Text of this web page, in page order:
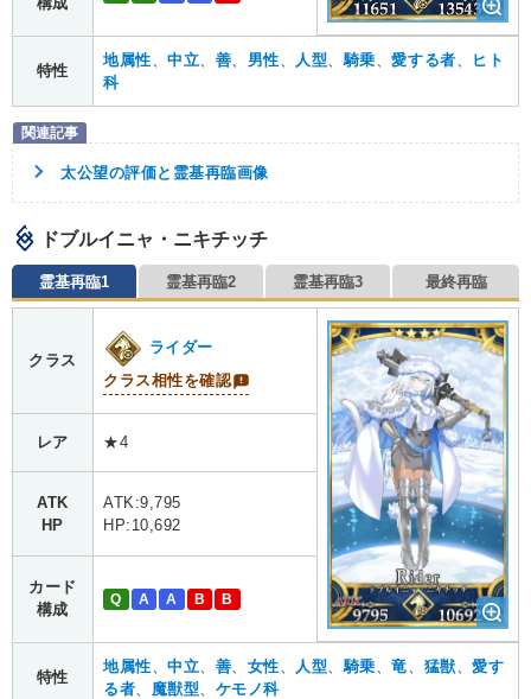
特性
地属性 、中立 善 男性 人型 騎乗 、愛する者
ヒト
科
太公望の評価と霊基再臨画像
ドブルイニャ・ニキチッチ
霊基再臨1 霊基再臨2 霊基再臨3 最終再臨
クラス
ライダー
クラス相性を確認
レア ★4
ATK
HP
ATK:9,795
HP:10,692
カード
構成
Q A A B B
特性
地属性 、中立 善 女性 人型 騎乗 、竜 猛獣 、愛す
る者
魔獣型 ケモノ科